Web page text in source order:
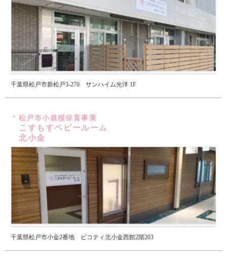
千葉県松戸市新松戸3-270 サンハイム光洋 1F
松戸市小規模保育事業
こすもすベビールーム
北小金
千葉県松戸市小金2番地 ピコティ北小金西館2階203